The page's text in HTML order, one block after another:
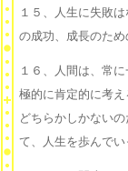
１５、人生に失敗
の成功、成長のため
１６、人間は、常
極的に肯定的に考
どちらかしかない
て、人生を歩んでい